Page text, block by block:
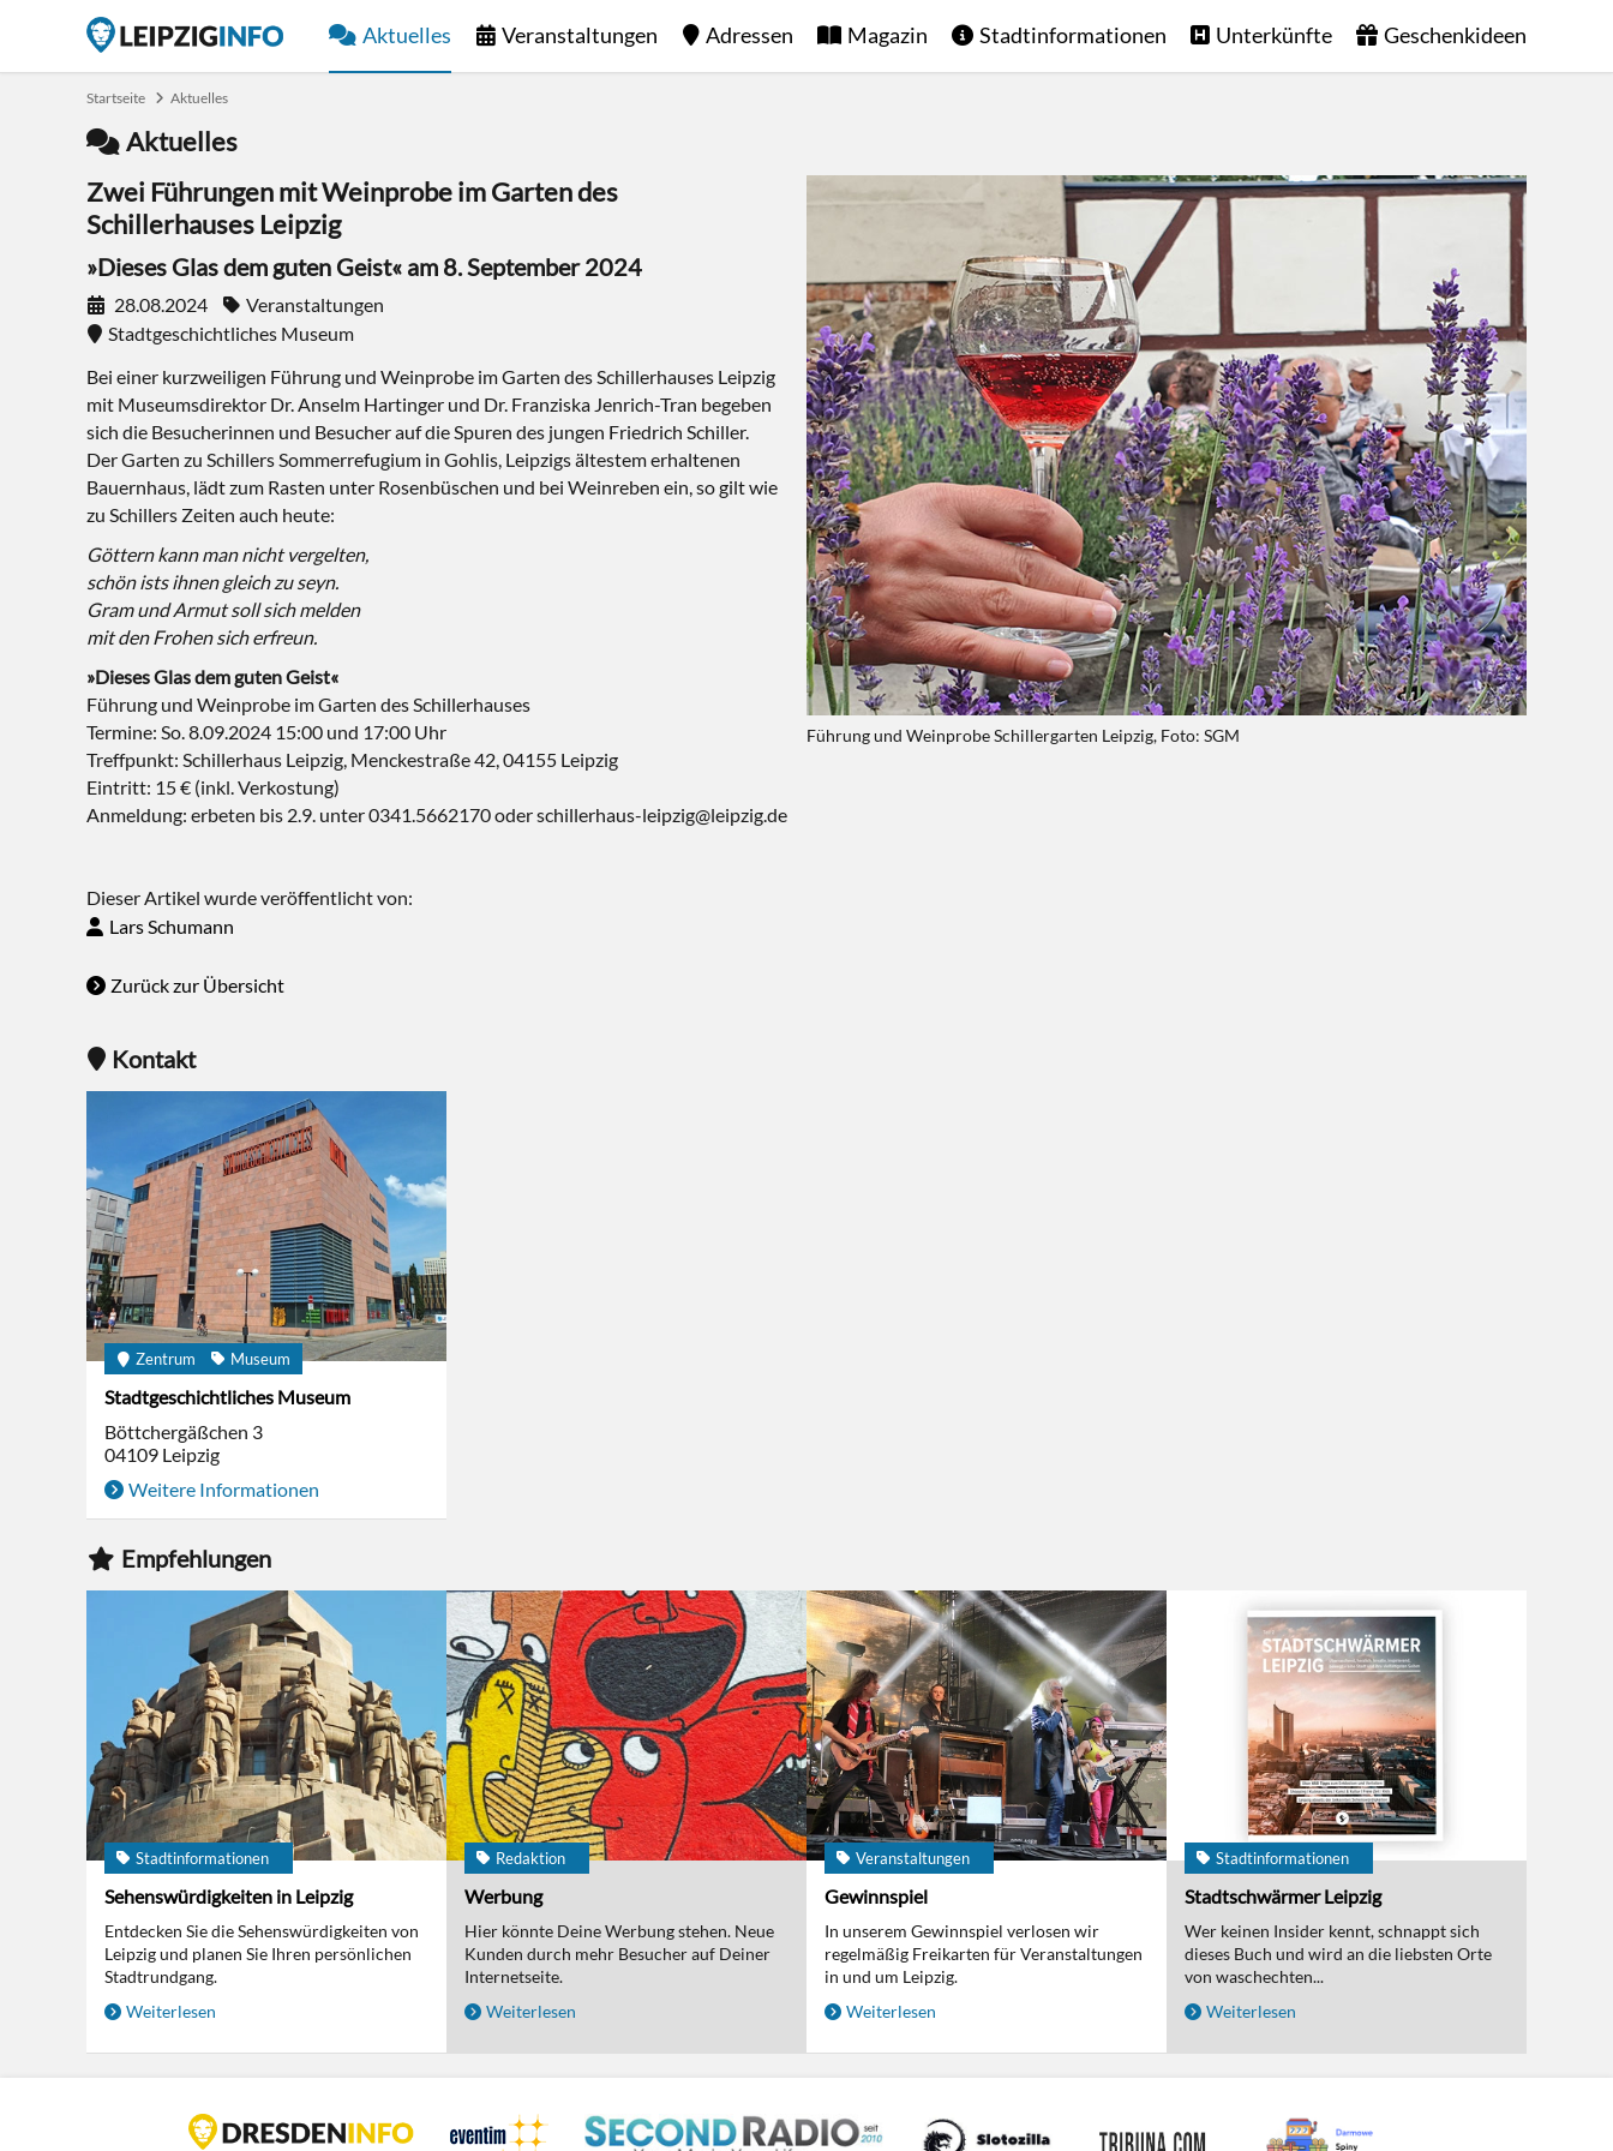
Aktuelles Veranstaltungen Adressen Magazin Stadtinformationen Unterkünfte Geschenkideen
Startseite Aktuelles
Aktuelles
Führung und Weinprobe Schillergarten Leipzig, Foto: SGM
Zwei Führungen mit Weinprobe im Garten des
Schillerhauses Leipzig
»Dieses Glas dem guten Geist« am 8. September 2024
28.08.2024
Veranstaltungen
Stadtgeschichtliches Museum
Bei einer kurzweiligen Führung und Weinprobe im Garten des Schillerhauses Leipzig
mit Museumsdirektor Dr. Anselm Hartinger und Dr. Franziska Jenrich-Tran begeben
sich die Besucherinnen und Besucher auf die Spuren des jungen Friedrich Schiller.
Der Garten zu Schillers Sommerrefugium in Gohlis, Leipzigs ältestem erhaltenen
Bauernhaus, lädt zum Rasten unter Rosenbüschen und bei Weinreben ein, so gilt wie
zu Schillers Zeiten auch heute:
Göttern kann man nicht vergelten,
schön ists ihnen gleich zu seyn.
Gram und Armut soll sich melden
mit den Frohen sich erfreun.
»Dieses Glas dem guten Geist«
Führung und Weinprobe im Garten des Schillerhauses
Termine: So. 8.09.2024 15:00 und 17:00 Uhr
Treffpunkt: Schillerhaus Leipzig, Menckestraße 42, 04155 Leipzig
Eintritt: 15 € (inkl. Verkostung)
Anmeldung: erbeten bis 2.9. unter 0341.5662170 oder schillerhaus-leipzig@leipzig.de
Dieser Artikel wurde veröffentlicht von:
Lars Schumann
Zurück zur Übersicht
Kontakt
Zentrum Museum
Stadtgeschichtliches Museum
Böttchergäßchen 3
04109 Leipzig
Weitere Informationen
Empfehlungen
Stadtinformationen
Sehenswürdigkeiten in Leipzig
Entdecken Sie die Sehenswürdigkeiten von
Leipzig und planen Sie Ihren persönlichen
Stadtrundgang.
Weiterlesen
Redaktion
Werbung
Hier könnte Deine Werbung stehen. Neue
Kunden durch mehr Besucher auf Deiner
Internetseite.
Weiterlesen
Veranstaltungen
Gewinnspiel
In unserem Gewinnspiel verlosen wir
regelmäßig Freikarten für Veranstaltungen
in und um Leipzig.
Weiterlesen
Stadtinformationen
Stadtschwärmer Leipzig
Wer keinen Insider kennt, schnappt sich
dieses Buch und wird an die liebsten Orte
von waschechten...
Weiterlesen